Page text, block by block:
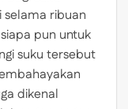
selama ribuan
pun untuk
suku tersebut
dikenal